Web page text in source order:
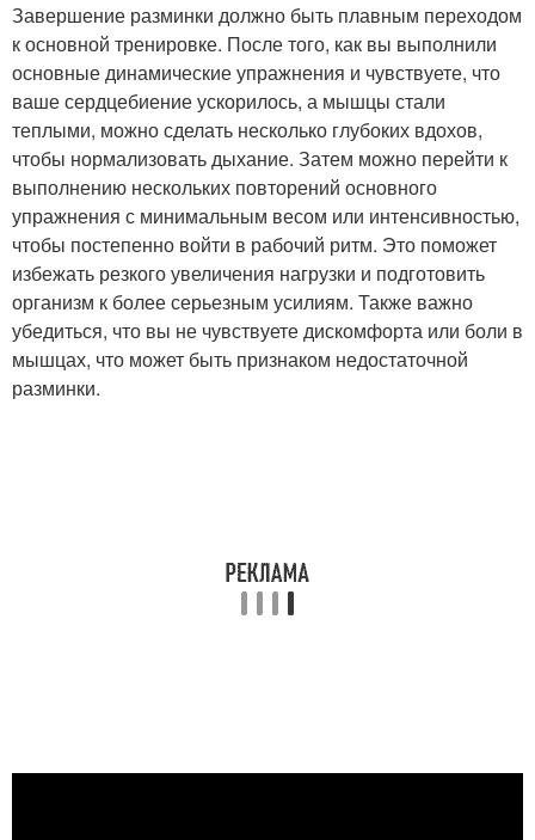
Завершение разминки должно быть плавным переходом
к основной тренировке. После того, как вы выполнили
основные динамические упражнения и чувствуете, что
ваше сердцебиение ускорилось, а мышцы стали
теплыми, можно сделать несколько глубоких вдохов,
чтобы нормализовать дыхание. Затем можно перейти к
выполнению нескольких повторений основного
упражнения с минимальным весом или интенсивностью,
чтобы постепенно войти в рабочий ритм. Это поможет
избежать резкого увеличения нагрузки и подготовить
организм к более серьезным усилиям. Также важно
убедиться, что вы не чувствуете дискомфорта или боли в
мышцах, что может быть признаком недостаточной
разминки.